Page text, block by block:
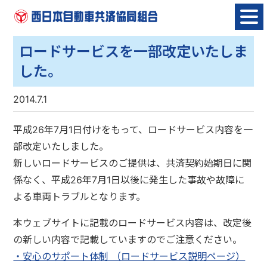
Skip
ロードサービスを一部改定いたしま
した。
2014.7.1
平成26年7月1日付けをもって、ロードサービス内容を一
部改定いたしました。
新しいロードサービスのご提供は、共済契約始期日に関
係なく、平成26年7月1日以後に発生した事故や故障に
よる車両トラブルとなります。
本ウェブサイトに記載のロードサービス内容は、改定後
の新しい内容で記載していますのでご注意ください。
・安心のサポート体制 （ロードサービス説明ページ）